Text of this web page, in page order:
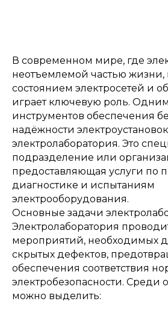
В современном мире, где
неотъемлемой частью жизни,
состоянием электросетей и
играет ключевую роль.
инструментов обеспечения
надёжности
электролаборатория. Это
подразделение или
предоставляющая услуги по
диагностике и испытаниям
электрооборудования.
Основные задачи
Электролаборатория
мероприятий, необходимых
скрытых дефектов,
обеспечения соответствия
электробезопасности. Среди
можно выделить: